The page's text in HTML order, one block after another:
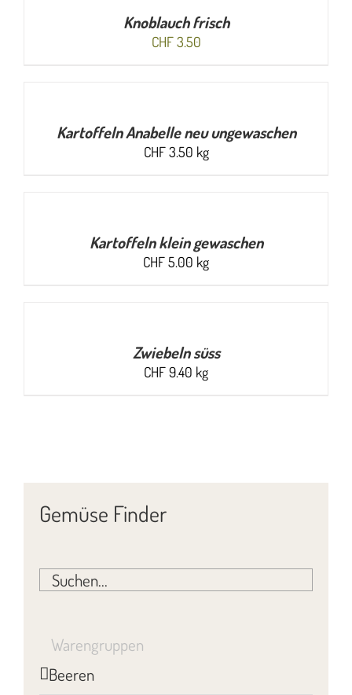
Knoblauch frisch
CHF3.50
DETAILSKartoffeln Anabelle neu ungewaschen
CHF3.50 kg
Kartoffeln klein gewaschen
CHF5.00 kg
Zwiebeln süss
CHF9.40 kg
Gemüse Finder
Warengruppen
Beeren